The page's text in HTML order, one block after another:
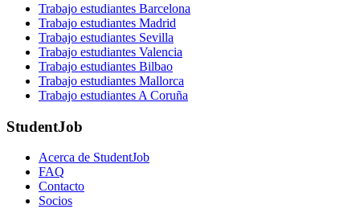
Trabajo estudiantes Barcelona
Trabajo estudiantes Madrid
Trabajo estudiantes Sevilla
Trabajo estudiantes Valencia
Trabajo estudiantes Bilbao
Trabajo estudiantes Mallorca
Trabajo estudiantes A Coruña
StudentJob
Acerca de StudentJob
FAQ
Contacto
Socios